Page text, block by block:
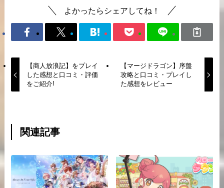
よかったらシェアしてね！
【商人放浪記】をプレイ
した感想と口コミ・評価
をご紹介!
【マージドラゴン】序盤
攻略と口コミ・プレイし
た感想をレビュー
関連記事